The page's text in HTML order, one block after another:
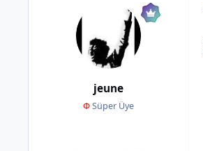
jeune
ΦSüper Üye